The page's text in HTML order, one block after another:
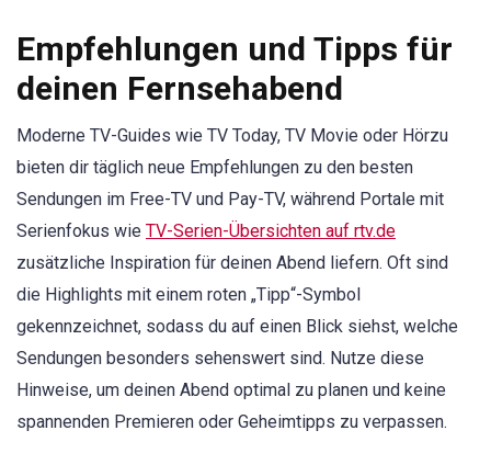
Empfehlungen und Tipps für
deinen Fernsehabend
Moderne TV-Guides wie TV Today, TV Movie oder Hörzu
bieten dir täglich neue Empfehlungen zu den besten
Sendungen im Free-TV und Pay-TV, während Portale mit
Serienfokus wie TV-Serien-Übersichten auf rtv.de
zusätzliche Inspiration für deinen Abend liefern. Oft sind
die Highlights mit einem roten „Tipp“-Symbol
gekennzeichnet, sodass du auf einen Blick siehst, welche
Sendungen besonders sehenswert sind. Nutze diese
Hinweise, um deinen Abend optimal zu planen und keine
spannenden Premieren oder Geheimtipps zu verpassen.